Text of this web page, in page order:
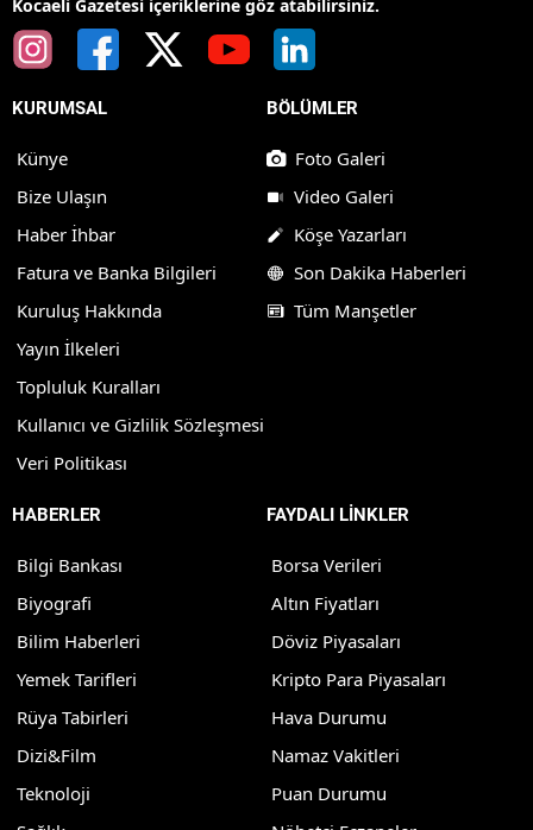
Kocaeli Gazetesi içeriklerine göz atabilirsiniz.
KURUMSAL
Künye
Bize Ulaşın
Haber İhbar
Fatura ve Banka Bilgileri
Kuruluş Hakkında
Yayın İlkeleri
Topluluk Kuralları
Kullanıcı ve Gizlilik Sözleşmesi
Veri Politikası
BÖLÜMLER
Foto Galeri
Video Galeri
Köşe Yazarları
Son Dakika Haberleri
Tüm Manşetler
HABERLER
Bilgi Bankası
Biyografi
Bilim Haberleri
Yemek Tarifleri
Rüya Tabirleri
Dizi&Film
Teknoloji
FAYDALI LİNKLER
Borsa Verileri
Altın Fiyatları
Döviz Piyasaları
Kripto Para Piyasaları
Hava Durumu
Namaz Vakitleri
Puan Durumu